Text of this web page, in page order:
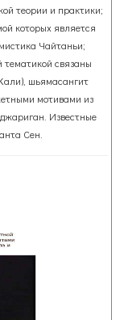
теории и практики;
которых является
Чайтаньи;
связаны
шьямасангит
мотивами из
Известные
Сен.